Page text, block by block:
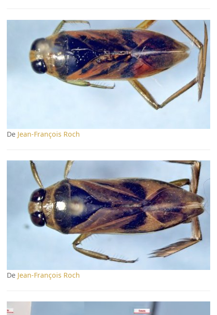
De Jean-François Roch
De Jean-François Roch